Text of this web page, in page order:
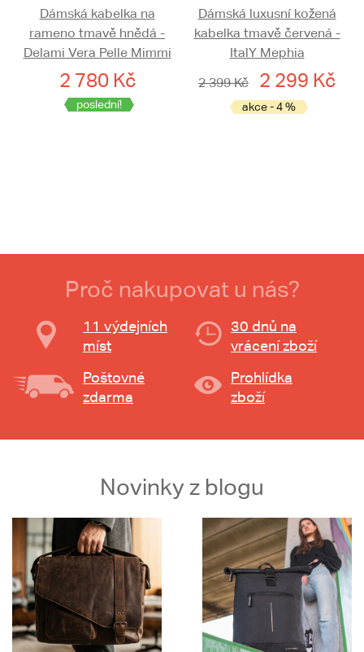
Dámská kabelka na
rameno tmavě hnědá -
Delami Vera Pelle Mimmi
2 780 Kč
poslední!
Dámská luxusní kožená
kabelka tmavě červená -
ItalY Mephia
2 399 Kč
2 299 Kč
akce - 4 %
Proč nakupovat u nás?
11 výdejních
míst
30 dnů na
vrácení zboží
Poštovné
zdarma
Prohlídka
zboží
Novinky z blogu